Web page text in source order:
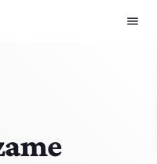
menu